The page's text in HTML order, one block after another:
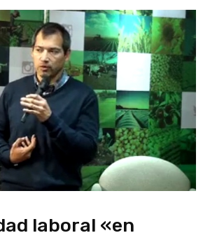
laboral «en